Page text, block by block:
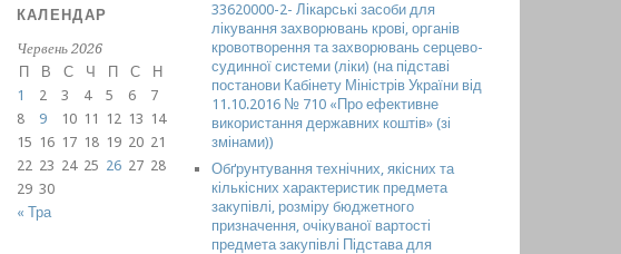
КАЛЕНДАР
Червень 2026
П
В С Ч П С Н
« Тра
1 2 3 4 5 6
7
8
9 10 11 12 13 14
15 16 17 18 19 20 21
22 23 24 25 26 27 28
29 30
33620000-2- Лікарські засоби для
лікування захворювань крові, органів
кровотворення та захворювань серцево-
судинної системи (ліки) (на підставі
постанови Кабінету Міністрів України від
11.10.2016 № 710 «Про ефективне
використання державних коштів» (зі
змінами))
Обґрунтування технічних, якісних та
кількісних характеристик предмета
закупівлі, розміру бюджетного
призначення, очікуваної вартості
предмета закупівлі Підстава для